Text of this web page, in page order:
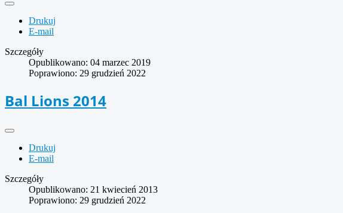
Drukuj
E-mail
Szczegóły
Opublikowano: 04 marzec 2019
Poprawiono: 29 grudzień 2022
Bal Lions 2014
Drukuj
E-mail
Szczegóły
Opublikowano: 21 kwiecień 2013
Poprawiono: 29 grudzień 2022